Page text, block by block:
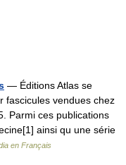
— Éditions Atlas se
fascicules vendues chez
Parmi ces publications
ainsi qu une série
en Français